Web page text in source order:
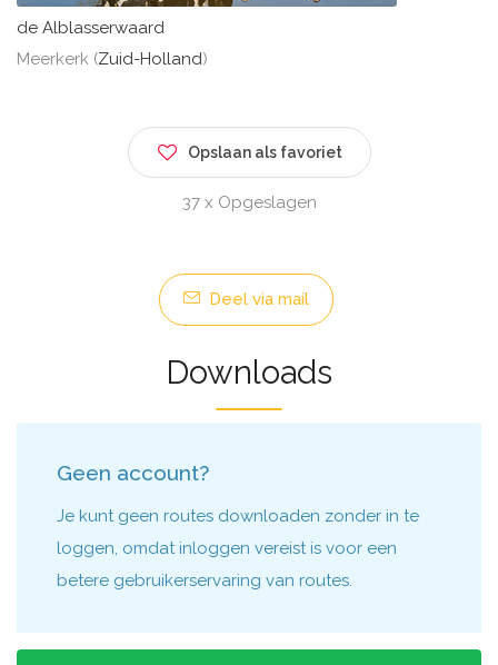
de Alblasserwaard
Meerkerk (Zuid-Holland)
Opslaan als favoriet
37 x Opgeslagen
Deel via mail
Downloads
Geen account?
Je kunt geen routes downloaden zonder in te
loggen, omdat inloggen vereist is voor een
betere gebruikerservaring van routes.